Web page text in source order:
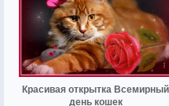
Красивая открытка Всемирный
день кошек